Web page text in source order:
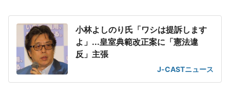
小林よしのり氏「ワシは提訴します
よ」...皇室典範改正案に「憲法違
反」主張
J-CASTニュース